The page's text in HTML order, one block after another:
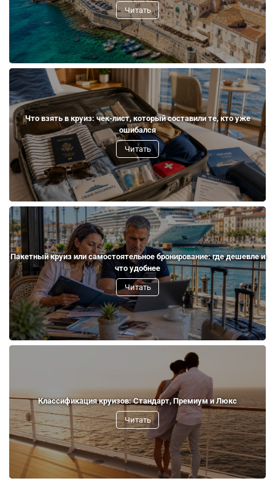
Читать
Что взять в круиз: чек-лист, который составили те, кто уже
ошибался
Читать
Пакетный круиз или самостоятельное бронирование: где дешевле и
что удобнее
Читать
Классификация круизов: Стандарт, Премиум и Люкс
Читать